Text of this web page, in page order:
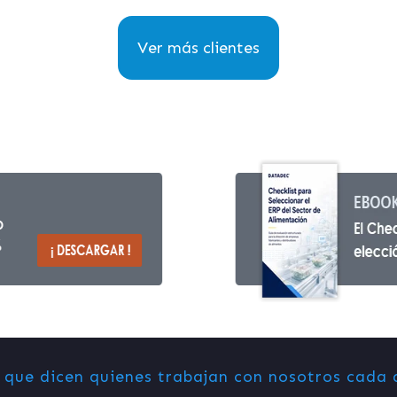
Ver más clientes
que dicen quienes trabajan con nosotros cada